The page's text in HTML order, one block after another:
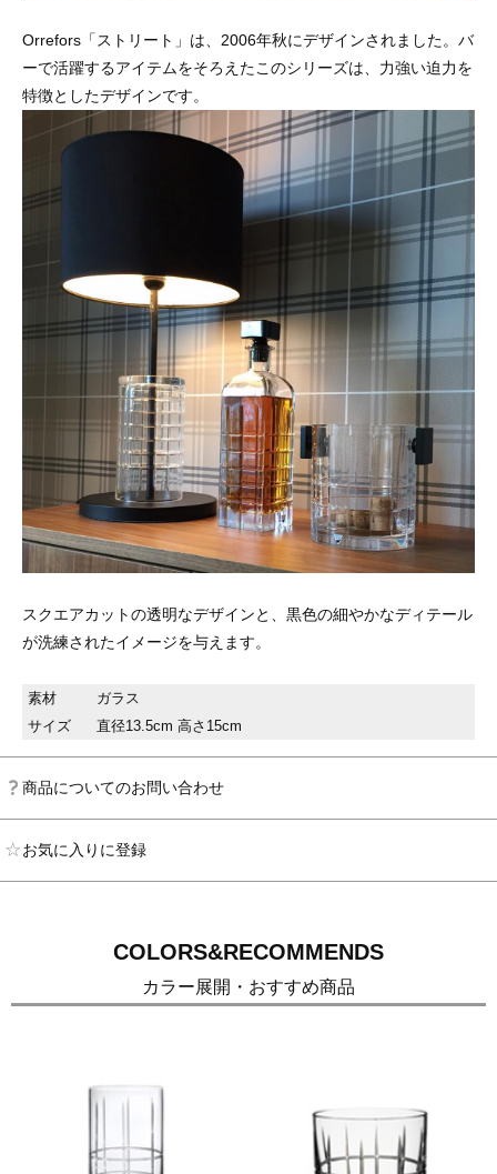
Orrefors「ストリート」は、2006年秋にデザインされました。バ
ーで活躍するアイテムをそろえたこのシリーズは、力強い迫力を
特徴としたデザインです。
スクエアカットの透明なデザインと、黒色の細やかなディテール
が洗練されたイメージを与えます。
素材
ガラス
サイズ
直径13.5cm 高さ15cm
商品についてのお問い合わせ
お気に入りに登録
COLORS&RECOMMENDS
カラー展開・おすすめ商品